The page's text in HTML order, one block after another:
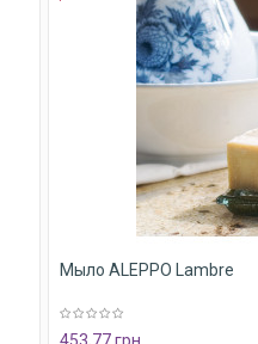
Мыло ALEPPO Lambre